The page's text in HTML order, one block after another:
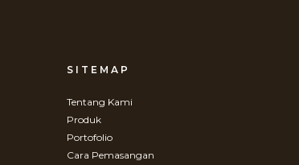
SITEMAP
Tentang Kami
Produk
Portofolio
Cara Pemasangan